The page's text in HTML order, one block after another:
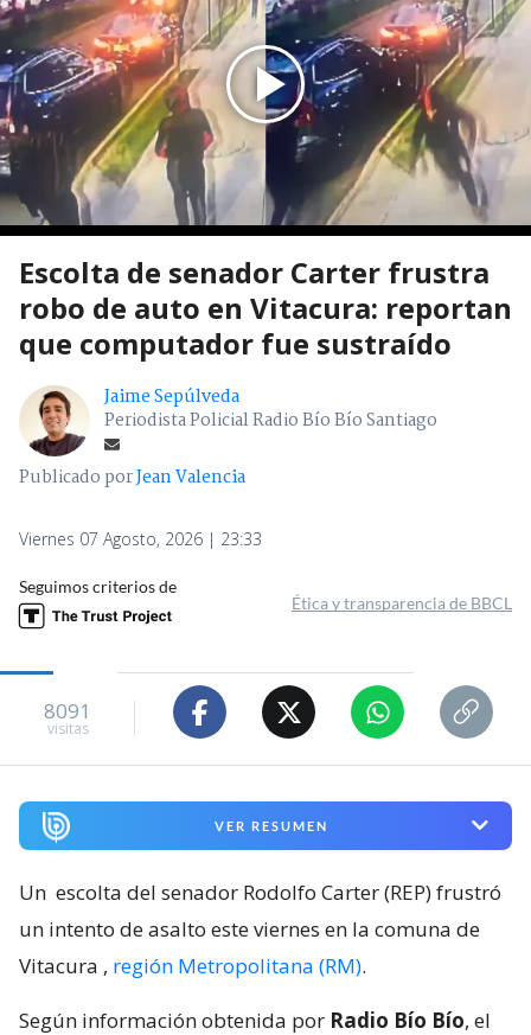
Escolta de senador Carter frustra
robo de auto en Vitacura: reportan
que computador fue sustraído
Jaime Sepúlveda
Periodista Policial Radio Bío Bío Santiago
Publicado porJean Valencia
Viernes 07 Agosto, 2026 | 23:33
Seguimos criterios de
Ética y transparencia de BBCL
8091
visitas
VER RESUMEN
Un escolta del senador Rodolfo Carter (REP) frustró
un intento de asalto este viernes en la comuna de
Vitacura , región Metropolitana (RM).
Según información obtenida por Radio Bío Bío, el